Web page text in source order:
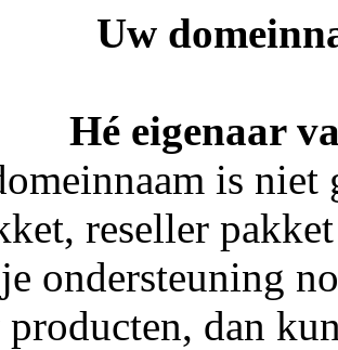
Uw
Hé eigenaar
is
reseller
ondersteuning
dan